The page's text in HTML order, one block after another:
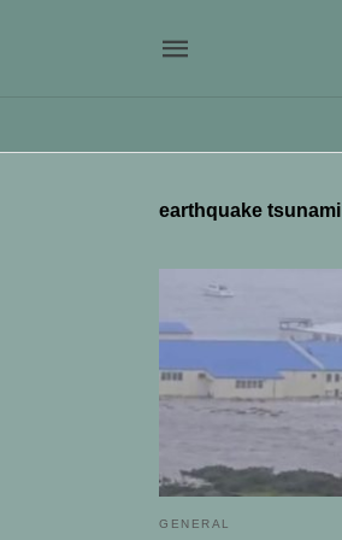
earthquake tsunami
GENERAL